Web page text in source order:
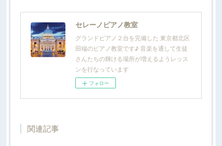
セレーノピアノ教室
グランドピアノ２台を完備した 東京都北区
田端のピアノ教室です♪ 音楽を通して生徒
さんたちの輝ける場所が増えるようレッス
ンを行なっています
フォロー
関連記事